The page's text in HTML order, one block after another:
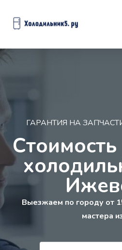
ГАРАНТИЯ НА
Выезжаем по городу от
мастера